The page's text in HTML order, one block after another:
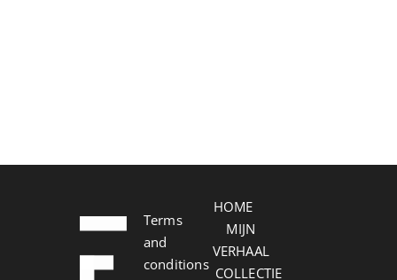
Terms
and
conditions
HOME
MIJN
VERHAAL
COLLECTIE